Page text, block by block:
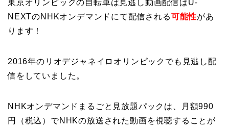
東京オリンピックの自転車は見逃し動画配信はU-
NEXTのNHKオンデマンドにて配信される可能性があ
ります！
2016年のリオデジャネイロオリンピックでも見逃し配
信をしていました。
NHKオンデマンドまるごと見放題パックは、月額990
円（税込）でNHKの放送された動画を視聴することが